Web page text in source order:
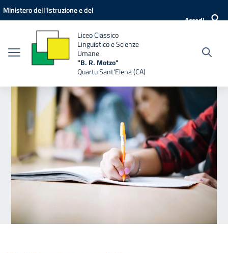
Vai ai contenuti
Vai al menu di navigazione
Vai al footer
Ministero dell'Istruzione e del
Accedi
Liceo Classico
Linguistico e Scienze
Umane
"B. R. Motzo"
Quartu Sant'Elena (CA)